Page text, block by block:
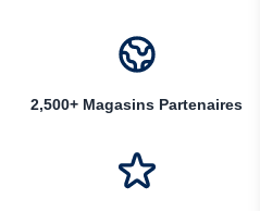
2,500+ Magasins Partenaires